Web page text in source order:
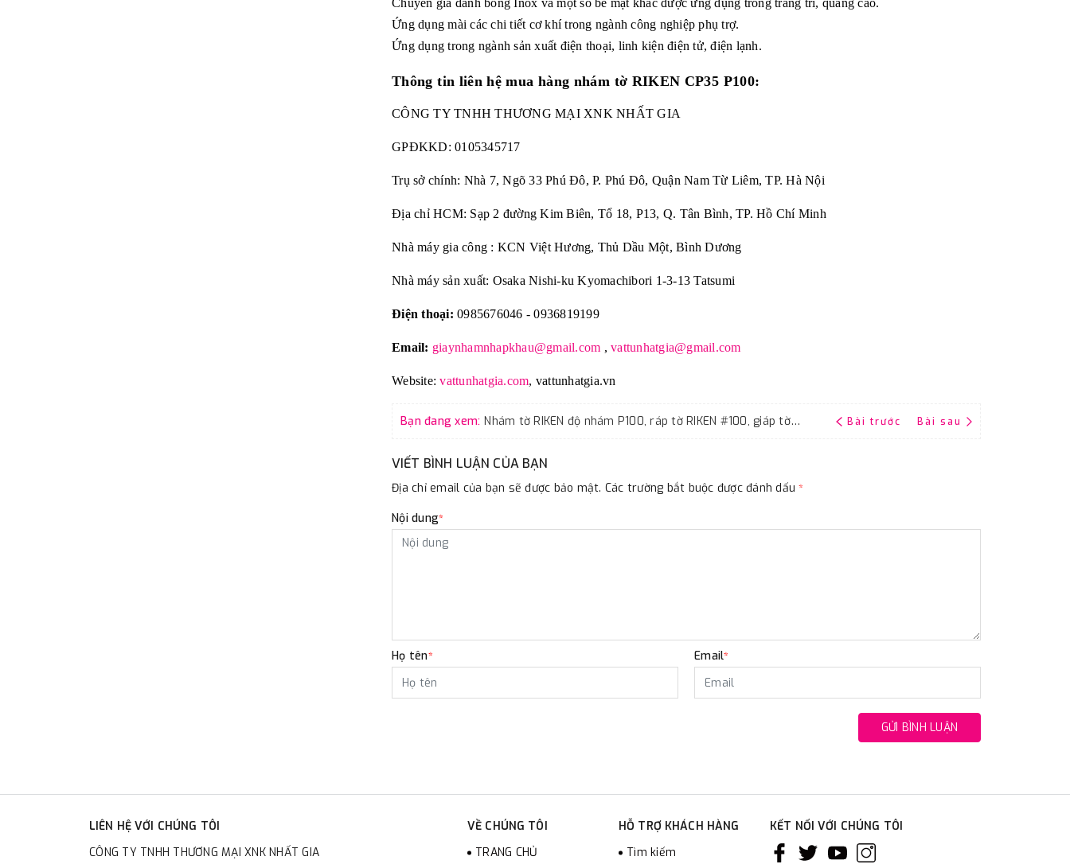
Chuyên gia đánh bóng Inox và một số bề mặt khác được ứng dụng trong trang trí, quảng cáo.
Ứng dụng mài các chi tiết cơ khí trong ngành công nghiệp phụ trợ.
Ứng dụng trong ngành sản xuất điện thoại, linh kiện điện tử, điện lạnh.
Thông tin liên hệ mua hàng nhám tờ RIKEN CP35 P100:
CÔNG TY TNHH THƯƠNG MẠI XNK NHẤT GIA
GPĐKKD: 0105345717
Trụ sở chính: Nhà 7, Ngõ 33 Phú Đô, P. Phú Đô, Quận Nam Từ Liêm, TP. Hà Nội
Địa chỉ HCM: Sạp 2 đường Kim Biên, Tổ 18, P13, Q. Tân Bình, TP. Hồ Chí Minh
Nhà máy gia công : KCN Việt Hương, Thủ Dầu Một, Bình Dương
Nhà máy sản xuất: Osaka Nishi-ku Kyomachibori 1-3-13 Tatsumi
Điện thoại: 0985676046 - 0936819199
Email: giaynhamnhapkhau@gmail.com , vattunhatgia@gmail.com
Website: vattunhatgia.com, vattunhatgia.vn
Bạn đang xem: Nhám tờ RIKEN độ nhám P100, ráp tờ RIKEN #100, giáp tờ RIKEN P100 Bài trước Bài sau
VIẾT BÌNH LUẬN CỦA BẠN
Địa chỉ email của bạn sẽ được bảo mật. Các trường bắt buộc được đánh dấu*
Nội dung*
Họ tên* Email*
GỬI BÌNH LUẬN
LIÊN HỆ VỚI CHÚNG TÔI
CÔNG TY TNHH THƯƠNG MẠI XNK NHẤT GIA
VỀ CHÚNG TÔI
TRANG CHỦ
HỖ TRỢ KHÁCH HÀNG
Tìm kiếm
KẾT NỐI VỚI CHÚNG TÔI